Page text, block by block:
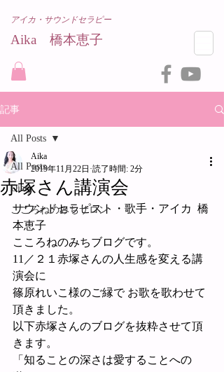
Aika 橋本恵子​
アイカ・サウンドセラピー
記事
All Posts
Diary
こころねのみちサロン
All Posts
赤塚さん講演会
Aika
2019年11月22日 読了時間: 2分
サウンドセラピスト・歌手・アイカ  橋
本恵子
こころねのみちブログです。
11／２１赤塚さんの人生感を変える講
演会に
篠原れいこ様のご縁で お歌を歌わせて
頂きました。
以下赤塚さんのブログを抜粋させて頂
きます。
「知ることの深さは愛することへの